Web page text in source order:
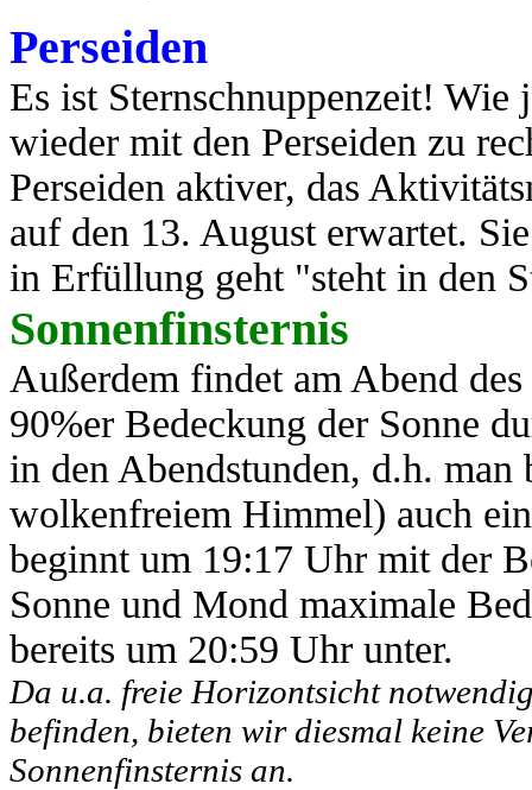
Perseiden
Es ist Sternschnuppenzeit! Wie
wieder mit den Perseiden zu
Perseiden aktiver, das
auf den 13. August erwartet.
in Erfüllung geht "steht in den
Sonnenfinsternis
Außerdem findet am Abend
90%er Bedeckung der Sonne
in den Abendstunden, d.h. man
wolkenfreiem Himmel) auch
beginnt um 19:17 Uhr mit der
Sonne und Mond maximale
bereits um 20:59 Uhr unter.
Da u.a. freie Horizontsicht
befinden, bieten wir diesmal keine
Sonnenfinsternis an.